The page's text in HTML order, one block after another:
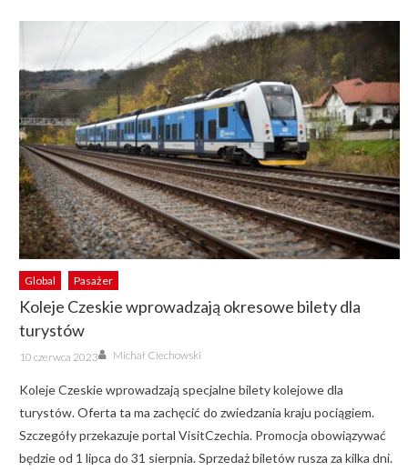
Global Pasażer
Koleje Czeskie wprowadzają okresowe bilety dla
turystów
Posted
on
10 czerwca 2023 Author
Michał Ciechowski
Koleje Czeskie wprowadzają specjalne bilety kolejowe dla
turystów. Oferta ta ma zachęcić do zwiedzania kraju pociągiem.
Szczegóły przekazuje portal VisitCzechia. Promocja obowiązywać
będzie od 1 lipca do 31 sierpnia. Sprzedaż biletów rusza za kilka dni.